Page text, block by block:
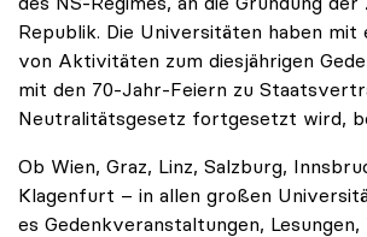
Republik. Die Universitäten haben mit
von Aktivitäten zum diesjährigen
mit den 70-Jahr-Feiern zu
Neutralitätsgesetz fortgesetzt wird,
Ob Wien, Graz, Linz, Salzburg,
Klagenfurt – in allen großen
es Gedenkveranstaltungen,